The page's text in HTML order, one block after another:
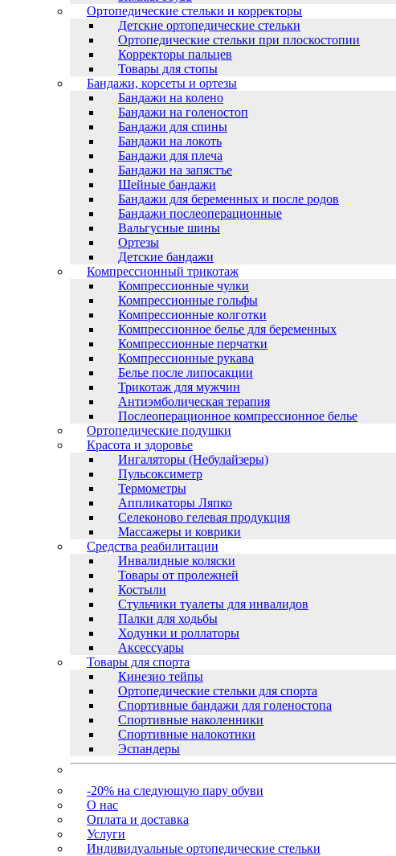
Ортопедические стельки и корректоры
Детские ортопедические стельки
Ортопедические стельки при плоскостопии
Корректоры пальцев
Товары для стопы
Бандажи, корсеты и ортезы
Бандажи на колено
Бандажи на голеностоп
Бандажи для спины
Бандажи на локоть
Бандажи для плеча
Бандажи на запястъе
Шейные бандажи
Бандажи для беременных и после родов
Бандажи послеоперационные
Вальгусные шины
Ортезы
Детские бандажи
Компрессионный трикотаж
Компрессионные чулки
Компрессионные гольфы
Компрессионные колготки
Компрессионное белье для беременных
Компрессионные перчатки
Компрессионные рукава
Белье после липосакции
Трикотаж для мужчин
Антиэмболическая терапия
Послеоперационное компрессионное белье
Ортопедические подушки
Красота и здоровье
Ингаляторы (Небулайзеры)
Пульсоксиметр
Термометры
Аппликаторы Ляпко
Селеконово гелевая продукция
Массажеры и коврики
Средства реабилитации
Инвалидные коляски
Товары от пролежней
Костыли
Стульчики туалеты для инвалидов
Палки для ходьбы
Ходунки и роллаторы
Аксессуары
Товары для спорта
Кинезио тейпы
Ортопедические стельки для спорта
Спортивные бандажи для голеностопа
Спортивные наколенники
Спортивные налокотнки
Эспандеры
-20% на следующую пару обуви
О нас
Оплата и доставка
Услуги
Индивидуальные ортопедические стельки